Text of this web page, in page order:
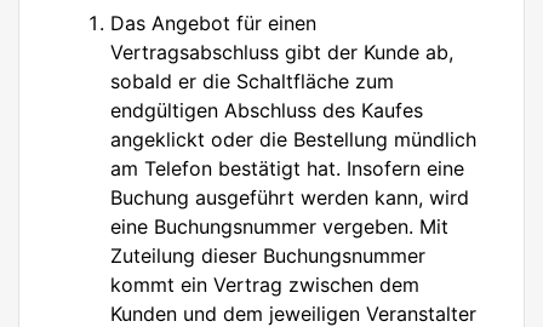
Das Angebot für einen
Vertragsabschluss gibt der Kunde ab,
sobald er die Schaltfläche zum
endgültigen Abschluss des Kaufes
angeklickt oder die Bestellung mündlich
am Telefon bestätigt hat. Insofern eine
Buchung ausgeführt werden kann, wird
eine Buchungsnummer vergeben. Mit
Zuteilung dieser Buchungsnummer
kommt ein Vertrag zwischen dem
Kunden und dem jeweiligen Veranstalter